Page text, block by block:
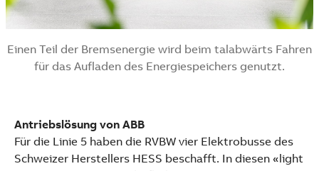
Einen Teil der Bremsenergie wird beim talabwärts Fahren
für das Aufladen des Energiespeichers genutzt.
Antriebslösung von ABB
Für die Linie 5 haben die RVBW vier Elektrobusse des
Schweizer Herstellers HESS beschafft. In diesen «light